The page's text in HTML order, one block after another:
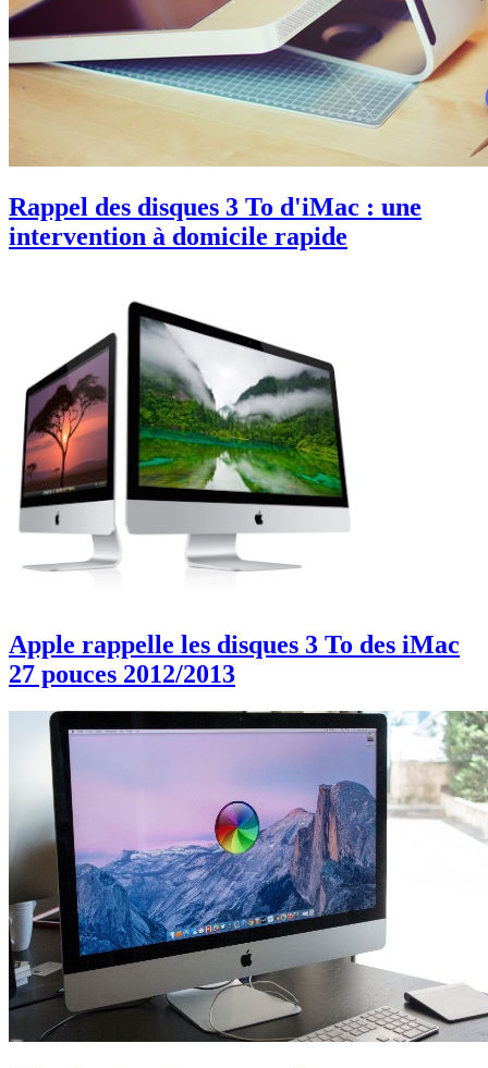
Rappel des disques 3 To d'iMac : une
intervention à domicile rapide
Apple rappelle les disques 3 To des iMac
27 pouces 2012/2013